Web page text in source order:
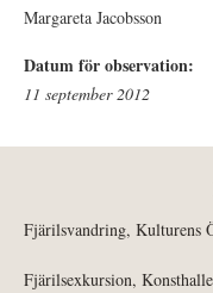
Margareta Jacobsson
Datum för observation:
11 september 2012
Fjärilsvandring, Kulturens
Fjärilsexkursion,